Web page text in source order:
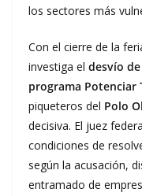
los sectores más
Con el cierre de la
investiga el desvío
programa Potenciar
piqueteros del Polo
decisiva. El juez
condiciones de
según la acusación,
entramado de